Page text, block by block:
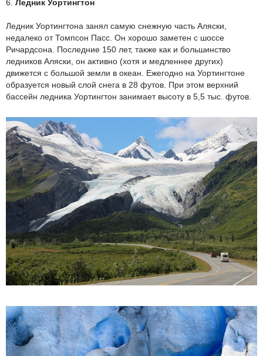
6. Ледник Уортингтон
Ледник Уортингтона занял самую снежную часть Аляски,
недалеко от Томпсон Пасс. Он хорошо заметен с шоссе
Ричардсона. Последние 150 лет, также как и большинство
ледников Аляски, он активно (хотя и медленнее других)
движется с большой земли в океан. Ежегодно на Уортингтоне
образуется новый слой снега в 28 футов. При этом верхний
бассейн ледника Уортингтон занимает высоту в 5,5 тыс. футов.